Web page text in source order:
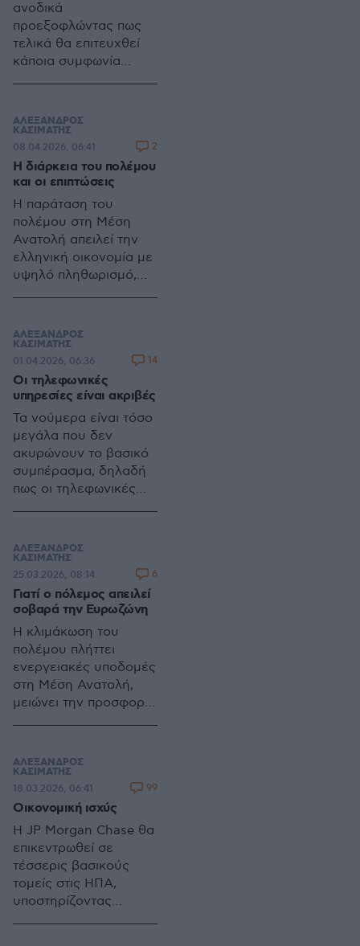
ανοδικά
προεξοφλώντας πως
τελικά θα επιτευχθεί
κάποια συμφωνία
ΑΛΕΞΑΝΔΡΟΣ
ΚΑΣΙΜΑΤΗΣ
Η διάρκεια του πολέμου
και οι επιπτώσεις
Η παράταση του
πολέμου στη Μέση
Ανατολή απειλεί την
ελληνική οικονομία με
υψηλό πληθωρισμό,
σε κατανάλωση,
επενδύσεις και
τουρισμό, αυξάνοντας
τον κίνδυνο για
πολιτικές εξελίξεις
08.04.2026, 06:41 2
ΑΛΕΞΑΝΔΡΟΣ
ΚΑΣΙΜΑΤΗΣ
Οι τηλεφωνικές
υπηρεσίες είναι ακριβές
Τα νούμερα είναι τόσο
μεγάλα που δεν
ακυρώνουν το βασικό
συμπέρασμα, δηλαδή
πως οι τηλεφωνικές
01.04.2026, 06:36 14
ΑΛΕΞΑΝΔΡΟΣ
ΚΑΣΙΜΑΤΗΣ
Γιατί ο πόλεμος απειλεί
σοβαρά την Ευρωζώνη
Η κλιμάκωση του
πολέμου πλήττει
ενεργειακές υποδομές
στη Μέση Ανατολή,
μειώνει την προσφορά
πληθωρισμό και
πιέσεις στην
Ευρωζώνη,
επιβαρύνοντας την
ανάπτυξη και
οδηγώντας σε
αυξήσεις επιτοκίων
25.03.2026, 08:14 6
ΑΛΕΞΑΝΔΡΟΣ
ΚΑΣΙΜΑΤΗΣ
Οικονομική ισχύς
Η JP Morgan Chase θα
επικεντρωθεί σε
τέσσερις βασικούς
τομείς στις ΗΠΑ,
υποστηρίζοντας
18.03.2026, 06:41 99